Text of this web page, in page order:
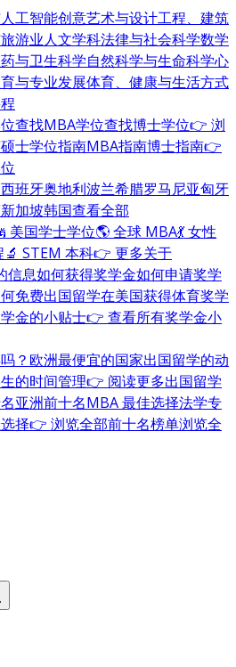
工智能创意艺术与设计工程、建筑
游业人文学科法律与社会科学数学
与卫生科学自然科学与生命科学心
与专业发展体育、健康与生活方式
查找MBA学位查找博士学位👉 浏
硕士学位指南MBA指南博士指南👉
西班牙奥地利波兰希腊罗马尼亚匈牙
新加坡韩国查看全部
美国学士学位🌎 全球 MBA💃 女性
🔬 STEM 本科👉 更多关于
信息如何获得奖学金如何申请奖学
免费出国留学在美国获得体育奖学
金的小贴士👉 查看所有奖学金小
？ 欧洲最便宜的国家出国留学的动
的时间管理👉 阅读更多出国留学
亚洲前十名MBA 最佳选择法学专
择👉 浏览全部前十名榜单浏览全